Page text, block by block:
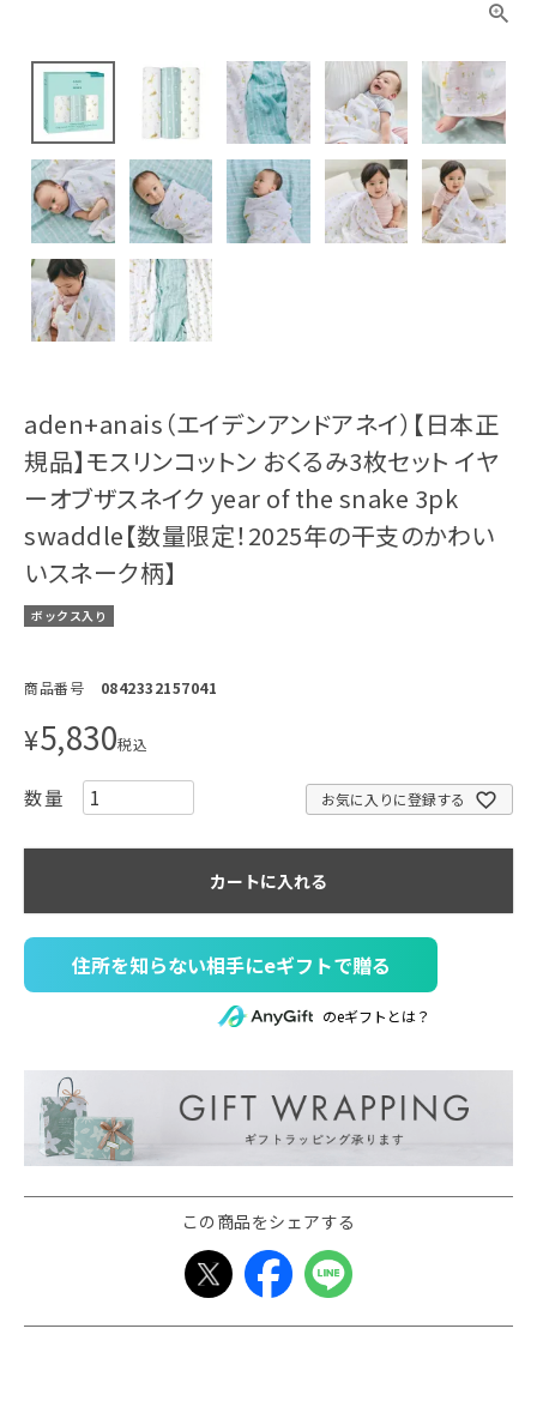
aden+anais（エイデンアンドアネイ）【日本正
規品】モスリンコットン おくるみ3枚セット イヤ
ーオブザスネイク year of the snake 3pk
swaddle【数量限定！2025年の干支のかわい
いスネーク柄】
ボックス入り
商品番号 0842332157041
¥5,830税込
お気に入りに登録する
カートに入れる
住所を知らない相手にeギフトで贈る
のeギフトとは？
この商品をシェアする